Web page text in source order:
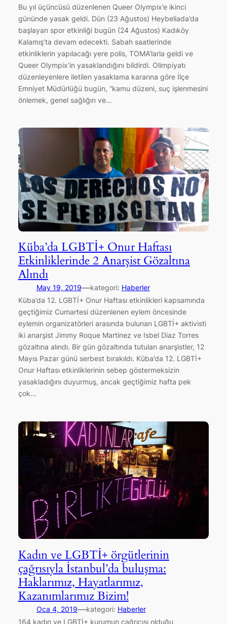
Bu yıl üçüncüsü düzenlenen Queer Olympix’e ikinci
gününde yasak geldi. Dün (23 Ağustos) Heybeliada’da
başlayan spor etkinliği bugün (24 Ağustos) Kadıköy
Kalamış’ta devam edecekti. Sabah saatlerinde
etkinliklerin yapılacağı yere polis, TOMA’larla geldi ve
Queer Olympix’in yasaklandığını bildirdi. Olimpiyatı
düzenleyenlere iletilen yasaklama kararına göre İlçe
Emniyet Müdürlüğü bugün, “kamu düzeni, suç işlenmesini
önlemek, genel sağlığın ve…
Küba’da LGBTİ+ Onur Haftası
Etkinliklerinde 2 Anarşist Gözaltına
Alındı
May 19, 2019—kategori: Haberler
Küba’da 12. LGBTİ+ Onur Haftası etkinlikleri kapsamında
geçtiğimiz Cumartesi düzenlenen eylem öncesinde
eylemin organizatörleri arasında bulunan LGBTİ+ aktivisti
iki anarşist Jimmy Roque Martinez ve Isbel Diaz Torres
gözaltına alındı. Bir gün gözaltında tutulan anarşistler, 12
Mayıs Pazar günü serbest bırakıldı. Küba’da 12. LGBTİ+
Onur Haftası etkinliklerinin sebep göstermeksizin
yasakladığını duyurmuş, ancak geçtiğimiz hafta pek
çok…
Kadın ve LGBTİ+ örgütlerinin
çağrısıyla İstanbul’da buluşma:
Haklarımız, Hayatlarımız,
Kazanımlarımız Bizim!
Oca 4, 2019—kategori: Haberler
164 kadın ve LGBTİ+ kurumun çağrıcısı olduğu